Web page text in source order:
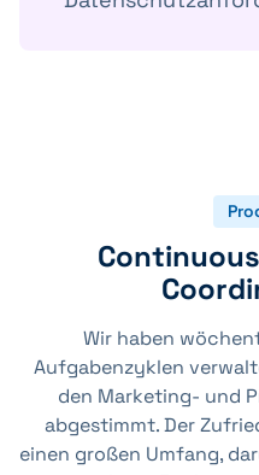
Wir haben
Aufgabenzyklen
den Marketing- und
abgestimmt. Der
einen großen Umfang,